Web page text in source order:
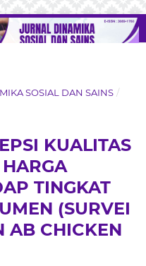
SOSIAL DAN SAINS /
KUALITAS
TINGKAT
(SURVEI
AB CHICKEN